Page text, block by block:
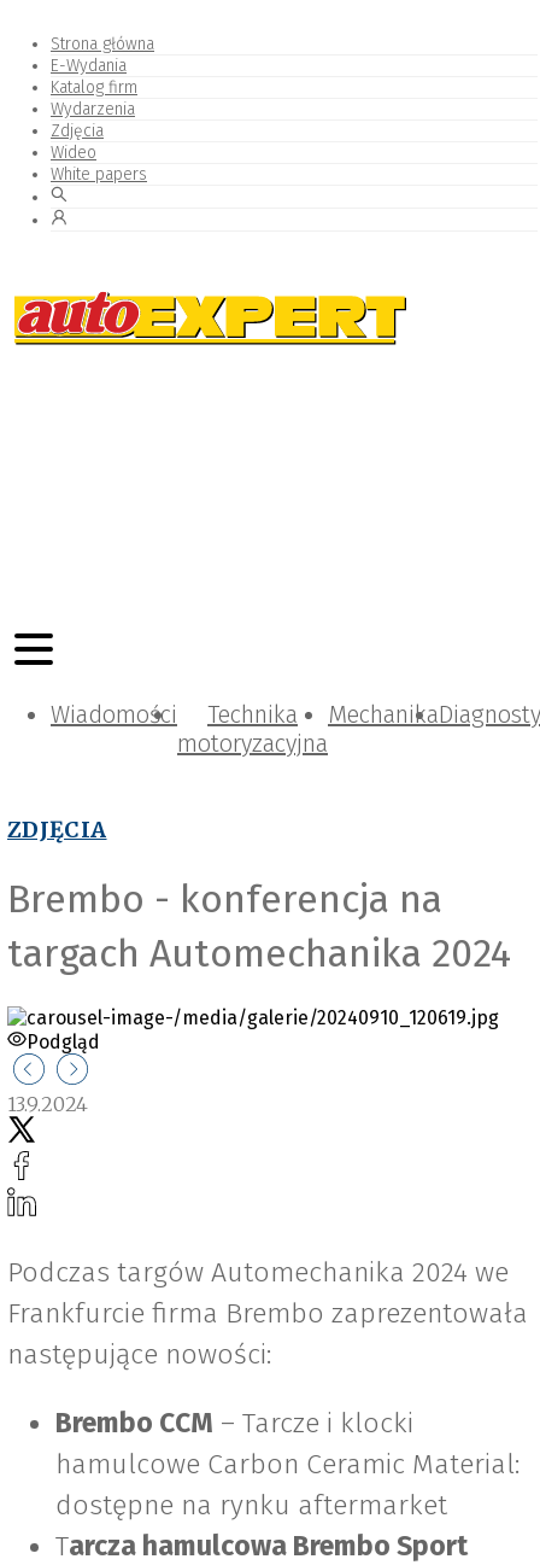
Strona główna
E-Wydania
Katalog firm
Wydarzenia
Zdjęcia
Wideo
White papers
Wiadomości
Technika
motoryzacyjna
Mechanika
ZDJĘCIA
Brembo - konferencja na
targach Automechanika 2024
Podgląd
13.9.2024
Podczas targów Automechanika 2024 we
Frankfurcie firma Brembo zaprezentowała
następujące nowości:
Brembo CCM – Tarcze i klocki
hamulcowe Carbon Ceramic Material:
dostępne na rynku aftermarket
Tarcza hamulcowa Brembo Sport